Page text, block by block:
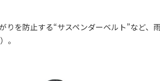
を防止する“サスペンダーベルト”など、
。